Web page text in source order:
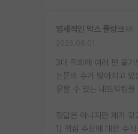
염세적인 막스 플랑크
3대 학회에 여러 편 붙
논문의 수가 많아지고
유할 수 있는 네트워킹을
정답은 아니지만 제가
1) 핵심 주장에 대한 수